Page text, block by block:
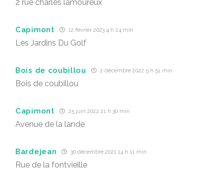
2 rue charles lamoureux
Capimont 12 février 2023 4 h 24 min
Les Jardins Du Golf
Bois de coubillou 2 décembre 2022 5 h 51 min
Bois de coubillou
Capimont 25 juin 2022 21 h 30 min
Avenue de la lande
Bardejean 30 décembre 2021 14 h 11 min
Rue de la fontvieille